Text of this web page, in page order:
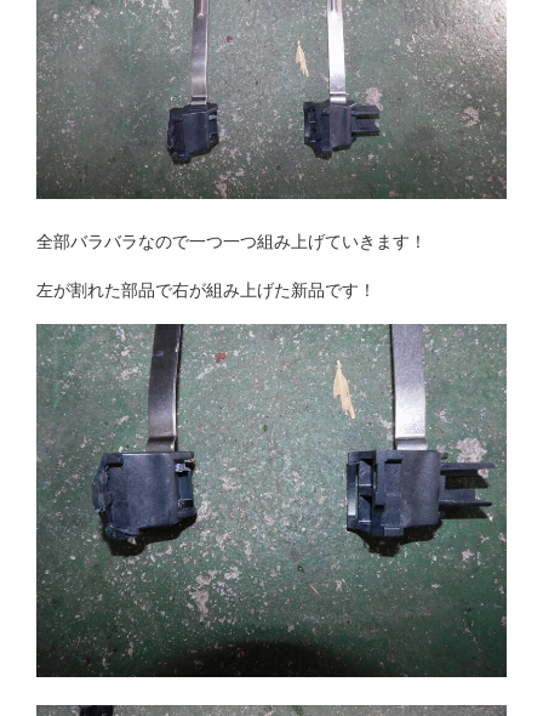
全部バラバラなので一つ一つ組み上げていきます！
左が割れた部品で右が組み上げた新品です！